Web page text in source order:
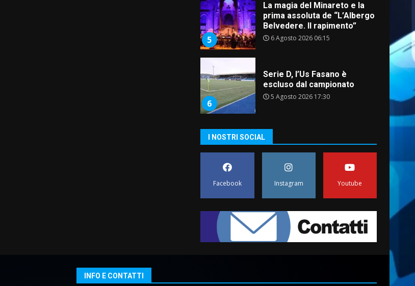
5
La magia del Minareto e la
prima assoluta de “L’Albergo
Belvedere. Il rapimento”
6 Agosto 2026 06:15
6
Serie D, l’Us Fasano è
escluso dal campionato
5 Agosto 2026 17:30
Truffatori in azione nelle
arma da fuoco
6 Agosto 2026 18:13
I NOSTRI SOCIAL
Facebook Instagram Youtube
INFO E CONTATTI